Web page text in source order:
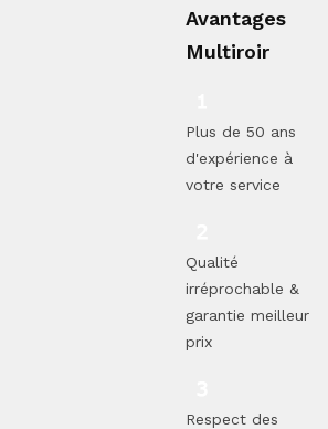
Avantages
Multiroir
Plus de 50 ans
d'expérience à
votre service
Qualité
irréprochable &
garantie meilleur
prix
Respect des